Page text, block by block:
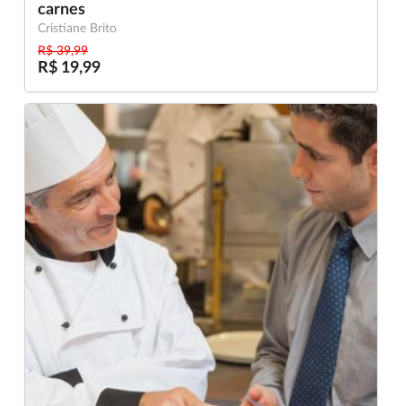
carnes
Cristiane Brito
R$ 39,99
R$ 19,99